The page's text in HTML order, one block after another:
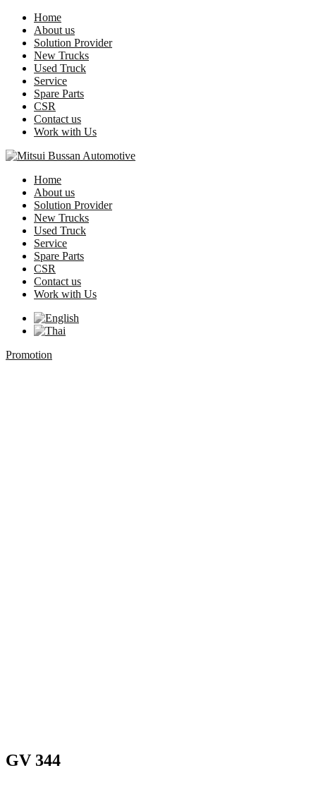
Home
About us
Solution Provider
New Trucks
Used Truck
Service
Spare Parts
CSR
Contact us
Work with Us
Home
About us
Solution Provider
New Trucks
Used Truck
Service
Spare Parts
CSR
Contact us
Work with Us
Promotion
GV 344